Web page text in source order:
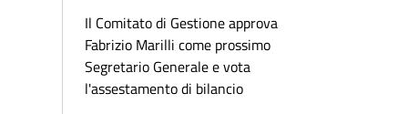
Il Comitato di Gestione approva
Fabrizio Marilli come prossimo
Segretario Generale e vota
l'assestamento di bilancio